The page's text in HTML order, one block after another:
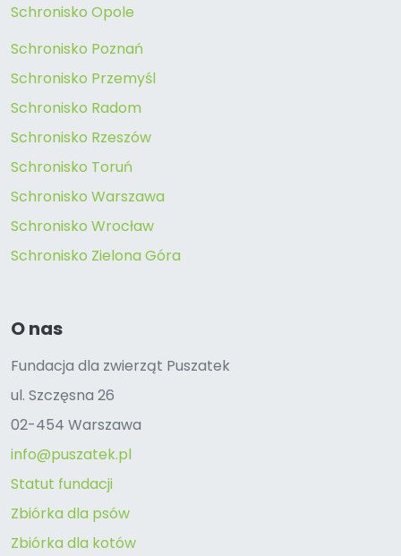
Schronisko Opole
Schronisko Poznań
Schronisko Przemyśl
Schronisko Radom
Schronisko Rzeszów
Schronisko Toruń
Schronisko Warszawa
Schronisko Wrocław
Schronisko Zielona Góra
O nas
Fundacja dla zwierząt Puszatek
ul. Szczęsna 26
02-454 Warszawa
info@puszatek.pl
Statut fundacji
Zbiórka dla psów
Zbiórka dla kotów